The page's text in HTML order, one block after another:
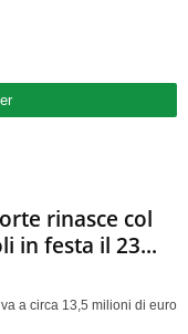
rinasce col
in festa il 23...
a circa 13,5 milioni di euro